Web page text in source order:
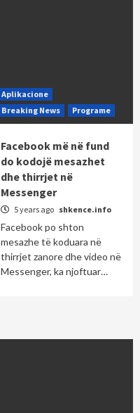
Aplikacione
Breaking News
Programe
Facebook më në fund
do kodojë mesazhet
dhe thirrjet në
Messenger
5 years ago shkence.info
Facebook po shton
mesazhe të koduara në
thirrjet zanore dhe video në
Messenger, ka njoftuar…